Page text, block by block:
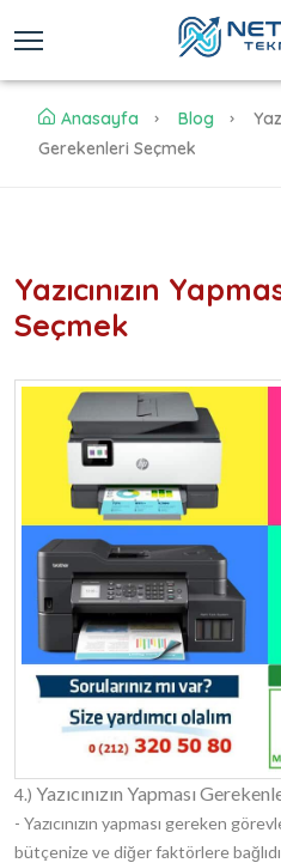
Anasayfa Blog
Gerekenleri Seçmek
Yazıcınızın
Seçmek
4.) Yazıcınızın Yapması
- Yazıcınızın yapması gereken
bütçenize ve diğer faktörlere